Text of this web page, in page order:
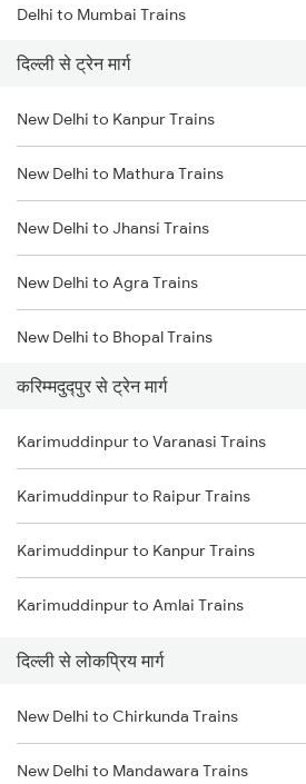
Delhi to Mumbai Trains
Mumbai to Pune Trains
Delhi to Jammu Trains
Mumbai to Delhi Trains
Mumbai to Goa Trains
Chennai to Coimbatore Trains
दिल्ली से ट्रेन मार्ग
New Delhi to Kanpur Trains
New Delhi to Mathura Trains
New Delhi to Jhansi Trains
New Delhi to Agra Trains
New Delhi to Bhopal Trains
New Delhi to Mughal Sarai Trains
करिम्मदुद्पुर से ट्रेन मार्ग
Karimuddinpur to Varanasi Trains
Karimuddinpur to Raipur Trains
Karimuddinpur to Kanpur Trains
Karimuddinpur to Amlai Trains
दिल्ली से लोकप्रिय मार्ग
New Delhi to Chirkunda Trains
New Delhi to Mandawara Trains